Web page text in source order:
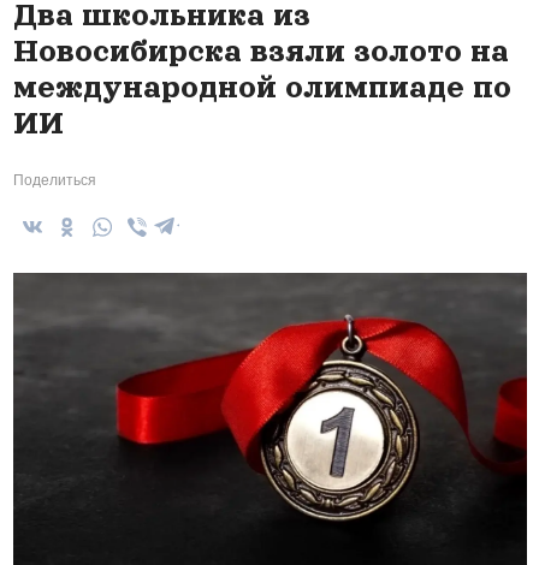
Два школьника из
Новосибирска взяли золото на
международной олимпиаде по
ИИ
Поделиться